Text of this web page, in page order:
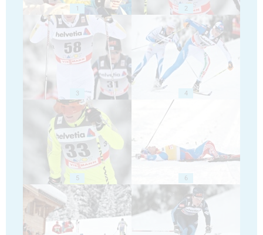
1 2
3 4
5 6